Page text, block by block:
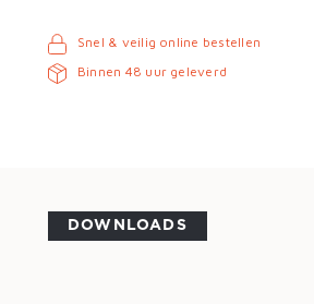
Snel & veilig online bestellen
Binnen 48 uur geleverd
DOWNLOADS